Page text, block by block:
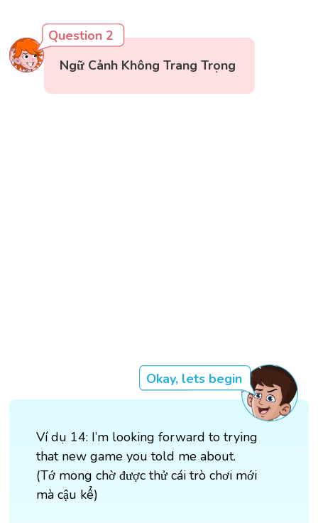
Question 2
Ngữ Cảnh Không Trang Trọng
Okay, lets begin
Ví dụ 14: I’m looking forward to trying
that new game you told me about.
(Tớ mong chờ được thử cái trò chơi mới
mà cậu kể)